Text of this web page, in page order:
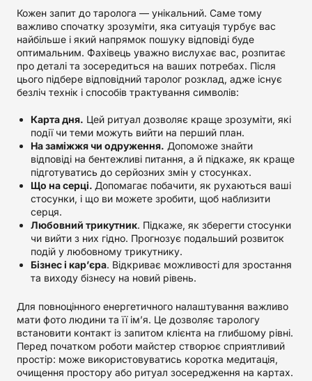
Кожен запит до таролога — унікальний. Саме тому
важливо спочатку зрозуміти, яка ситуація турбує вас
найбільше і який напрямок пошуку відповіді буде
оптимальним. Фахівець уважно вислухає вас, розпитає
про деталі та зосередиться на ваших потребах. Після
цього підбере відповідний таролог розклад, адже існує
безліч технік і способів трактування символів:
Карта дня. Цей ритуал дозволяє краще зрозуміти, які
події чи теми можуть вийти на перший план.
На заміжжя чи одруження. Допоможе знайти
відповіді на бентежливі питання, а й підкаже, як краще
підготуватись до серйозних змін у стосунках.
Що на серці. Допомагає побачити, як рухаються ваші
стосунки, і що ви можете зробити, щоб наблизити
серця.
Любовний трикутник. Підкаже, як зберегти стосунки
чи вийти з них гідно. Прогнозує подальший розвиток
подій у любовному трикутнику.
Бізнес і кар’єра. Відкриває можливості для зростання
та виходу бізнесу на новий рівень.
Для повноцінного енергетичного налаштування важливо
мати фото людини та її ім’я. Це дозволяє тарологу
встановити контакт із запитом клієнта на глибшому рівні.
Перед початком роботи майстер створює сприятливий
простір: може використовуватись коротка медитація,
очищення простору або ритуал зосередження на картах.